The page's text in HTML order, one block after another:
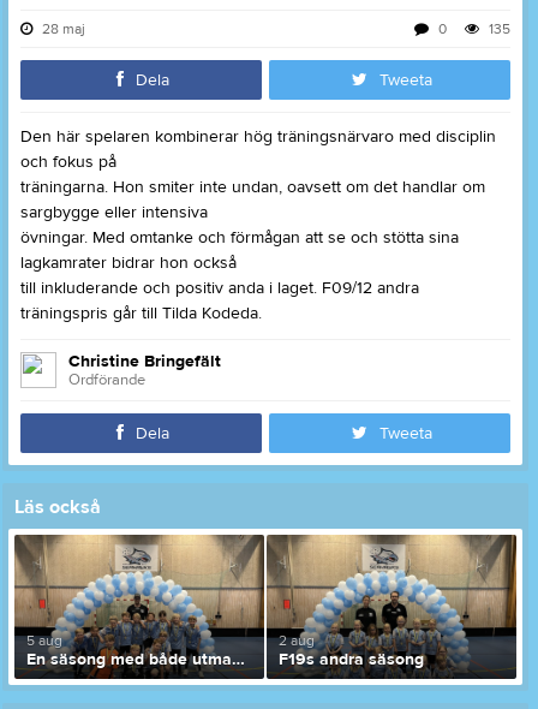
28 maj 135
0
Dela Tweeta
Den här spelaren kombinerar hög träningsnärvaro med disciplin
och fokus på
träningarna. Hon smiter inte undan, oavsett om det handlar om
sargbygge eller intensiva
övningar. Med omtanke och förmågan att se och stötta sina
lagkamrater bidrar hon också
till inkluderande och positiv anda i laget. F09/12 andra
träningspris går till Tilda Kodeda.
Christine Bringefält
Ordförande
Dela Tweeta
Läs också
5 aug
En säsong med både utmaningar och utveckling
2 aug
F19s andra säsong